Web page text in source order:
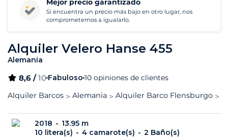
Alquiler Velero Hanse 455
Alemania
8,6 /10 Fabuloso 10 opiniones de clientes
Alquiler Barcos
Alemania Alquiler Barco Flensburgo
2018
13.95 m
10 litera(s)
4 camarote(s) 2 Baño(s)
Mejor precio garantizado
Si encuentra un precio más bajo en otro lugar, nos
comprometemos a igualarlo.